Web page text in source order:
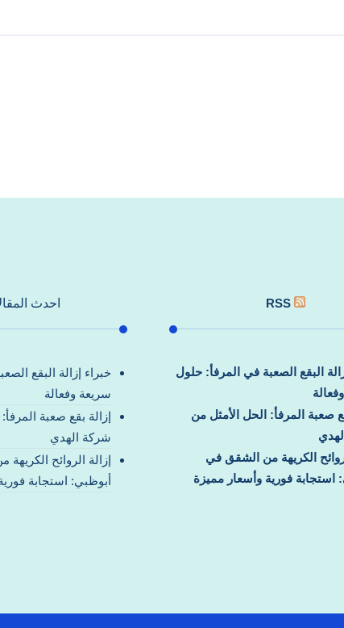
RSS
البقع الصعبة في المرفأ: حلول
صعبة المرفأ: الحل الأمثل من
الكريهة من الشقق في
استجابة فورية وأسعار مميزة
احدث
خبراء إزالة البقع
سريعة وفعالة
إزالة بقع صعبة
شركة الهدي
إزالة الروائح
أبوظبي: استجابة